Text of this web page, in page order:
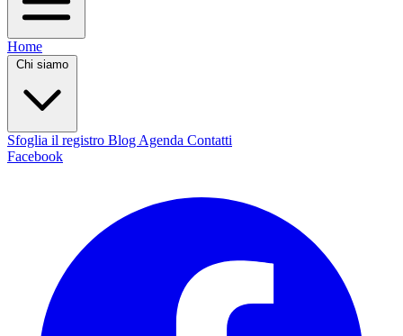
Home
Chi siamo
Sfoglia il registro Blog Agenda Contatti
Facebook